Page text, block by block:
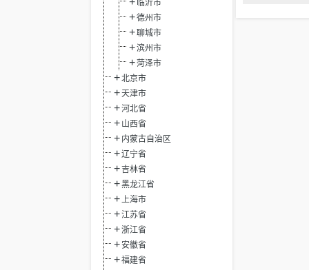
临沂市
德州市
聊城市
滨州市
菏泽市
北京市
天津市
河北省
山西省
内蒙古自治区
辽宁省
吉林省
黑龙江省
上海市
江苏省
浙江省
安徽省
福建省